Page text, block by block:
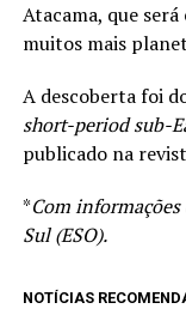
Atacama, que
muitos mais
A descoberta foi
short-period sub-
publicado na
*Com
Sul (ESO).
NOTÍCIAS